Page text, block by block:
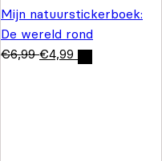
Mijn natuurstickerboek:
De wereld rond
€6,99 €4,99